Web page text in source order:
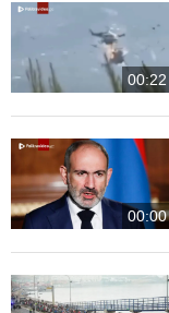
00:22
00:00